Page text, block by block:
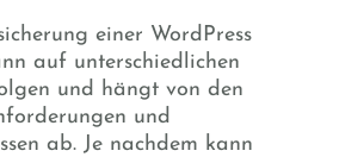
einer WordPress
auf unterschiedlichen
und hängt von den
und
ab. Je nachdem kann